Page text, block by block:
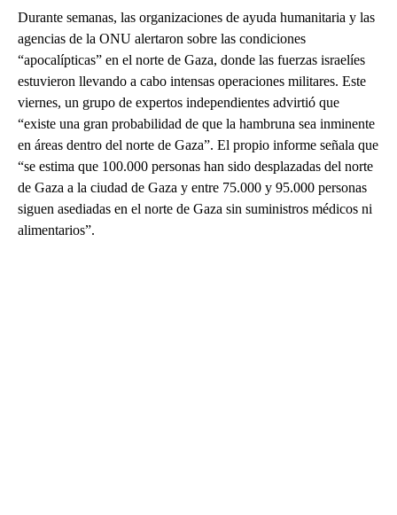
Durante semanas, las organizaciones de ayuda humanitaria y las
agencias de la ONU alertaron sobre las condiciones
“apocalípticas” en el norte de Gaza, donde las fuerzas israelíes
estuvieron llevando a cabo intensas operaciones militares. Este
viernes, un grupo de expertos independientes advirtió que
“existe una gran probabilidad de que la hambruna sea inminente
en áreas dentro del norte de Gaza”. El propio informe señala que
“se estima que 100.000 personas han sido desplazadas del norte
de Gaza a la ciudad de Gaza y entre 75.000 y 95.000 personas
siguen asediadas en el norte de Gaza sin suministros médicos ni
alimentarios”.